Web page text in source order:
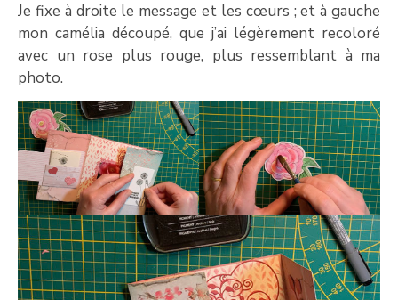
Je fixe à droite le message et les cœurs ; et à gauche
mon camélia découpé, que j’ai légèrement recoloré
avec un rose plus rouge, plus ressemblant à ma
photo.